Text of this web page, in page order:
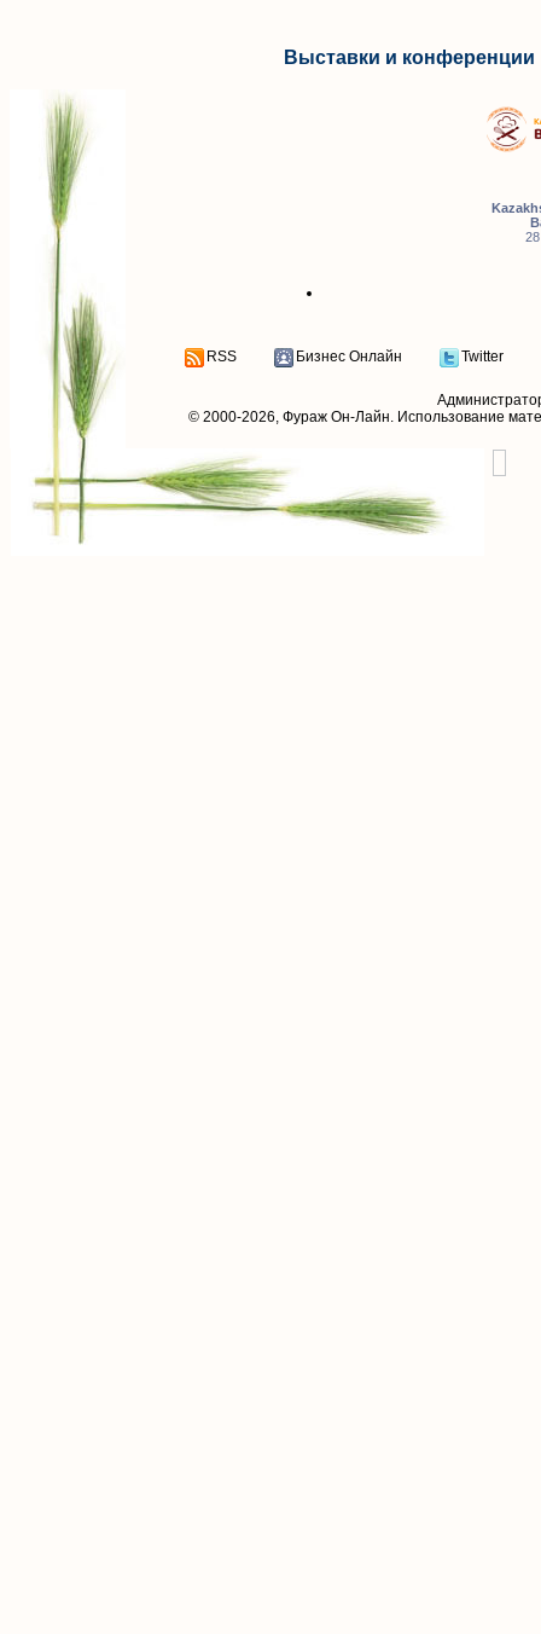
Выставки и конференции
RSS Бизнес Онлайн Twitter
© 2000-2026, Фураж Он-Лайн. Использование